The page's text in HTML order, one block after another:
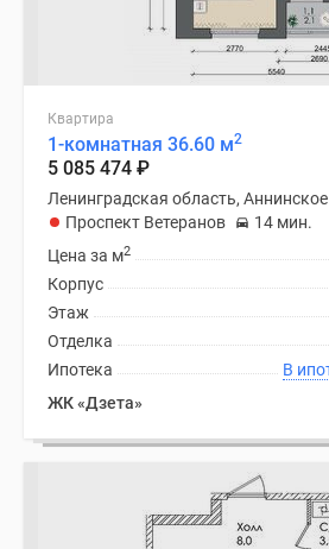
Квартира
1-комнатная 36.60 м2
5 085 474 ₽
Ленинградская область, Аннинское
Проспект Ветеранов
14 мин.
Цена за м2
Корпус
Этаж
Отделка
Ипотека
ЖК «Дзета»